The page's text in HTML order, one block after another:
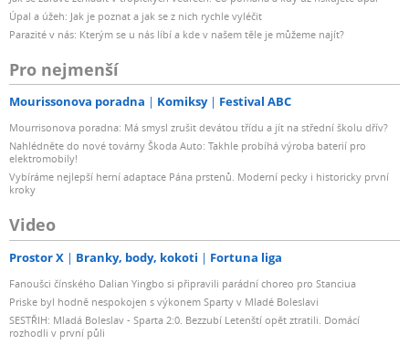
Úpal a úžeh: Jak je poznat a jak se z nich rychle vyléčit
Parazité v nás: Kterým se u nás líbí a kde v našem těle je můžeme najít?
Pro nejmenší
Mourissonova poradna Komiksy Festival ABC
Mourrisonova poradna: Má smysl zrušit devátou třídu a jít na střední školu dřív?
Nahlédněte do nové továrny Škoda Auto: Takhle probíhá výroba baterií pro
elektromobily!
Vybíráme nejlepší herní adaptace Pána prstenů. Moderní pecky i historicky první
kroky
Video
Prostor X Branky, body, kokoti Fortuna liga
Fanoušci čínského Dalian Yingbo si připravili parádní choreo pro Stanciua
Priske byl hodně nespokojen s výkonem Sparty v Mladé Boleslavi
SESTŘIH: Mladá Boleslav - Sparta 2:0. Bezzubí Letenští opět ztratili. Domácí
rozhodli v první půli